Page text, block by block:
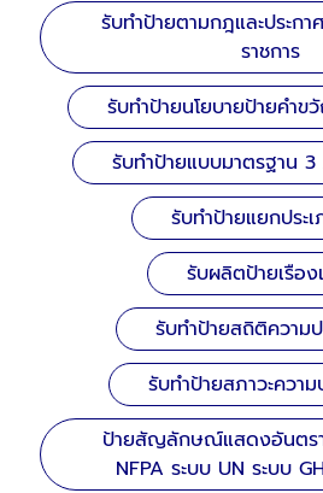
รับทำป้ายตามกฎและประก
ราชการ
รับทำป้ายนโยบายป้ายคำ
รับทำป้ายแบบมาตรฐาน
รับทำป้ายแยกประเ
รับผลิตป้ายเรือ
รับทำป้ายสถิติความ
รับทำป้ายสภาวะควา
ป้ายสัญลักษณ์แสดงอันตรา
NFPA ระบบ UN ระบบ